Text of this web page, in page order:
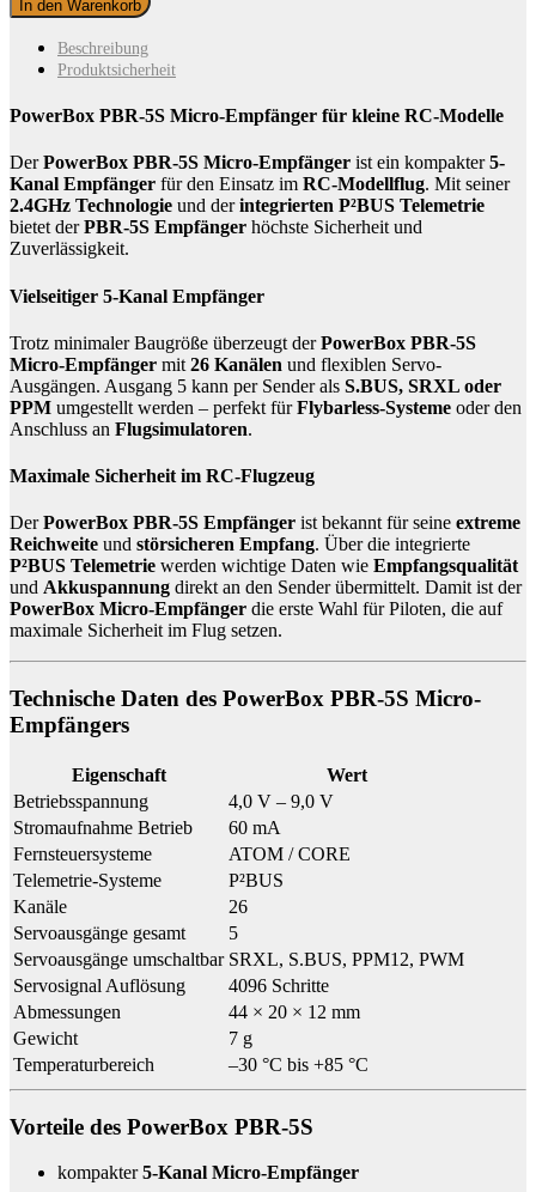
5S
Micro-
Empfänger
Menge
In den Warenkorb
Beschreibung
Produktsicherheit
PowerBox PBR-5S Micro-Empfänger für kleine RC-Modelle
DerPowerBox PBR-5S Micro-Empfänger ist ein kompakter5-
Kanal Empfänger für den Einsatz im RC-Modellflug. Mit seiner
2.4GHz Technologie und derintegrierten P²BUS Telemetrie
bietet derPBR-5S Empfänger höchste Sicherheit und
Zuverlässigkeit.
Vielseitiger 5-Kanal Empfänger
Trotz minimaler Baugröße überzeugt derPowerBox PBR-5S
Micro-Empfänger mit 26 Kanälen und flexiblen Servo-
Ausgängen. Ausgang 5 kann per Sender als S.BUS, SRXL oder
PPM umgestellt werden – perfekt fürFlybarless-Systeme oder den
Anschluss an Flugsimulatoren.
Maximale Sicherheit im RC-Flugzeug
DerPowerBox PBR-5S Empfänger ist bekannt für seine extreme
Reichweite und störsicheren Empfang. Über die integrierte
P²BUS Telemetrie werden wichtige Daten wie Empfangsqualität
und Akkuspannung direkt an den Sender übermittelt. Damit ist der
PowerBox Micro-Empfänger die erste Wahl für Piloten, die auf
maximale Sicherheit im Flug setzen.
Technische Daten des PowerBox PBR-5S Micro-
Empfängers
Eigenschaft
Wert
Betriebsspannung
4,0 V – 9,0 V
Stromaufnahme Betrieb
60 mA
Fernsteuersysteme
ATOM / CORE
Telemetrie-Systeme
P²BUS
Kanäle
26
Servoausgänge gesamt
5
Servoausgänge umschaltbar SRXL, S.BUS, PPM12, PWM
Servosignal Auflösung
4096 Schritte
Abmessungen
44 × 20 × 12 mm
Gewicht
7 g
Temperaturbereich
–30 °C bis +85 °C
Vorteile des PowerBox PBR-5S
kompakter5-Kanal Micro-Empfänger